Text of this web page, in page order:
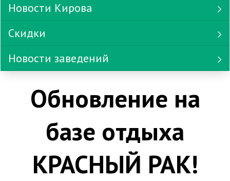
Новости Кирова
Скидки
Новости заведений
Обновление на
базе отдыха
КРАСНЫЙ РАК!